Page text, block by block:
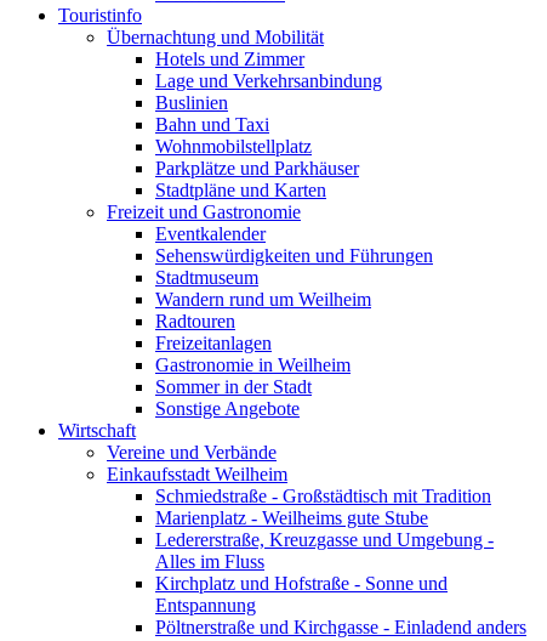
Touristinfo
Übernachtung und Mobilität
Hotels und Zimmer
Lage und Verkehrsanbindung
Buslinien
Bahn und Taxi
Wohnmobilstellplatz
Parkplätze und Parkhäuser
Stadtpläne und Karten
Freizeit und Gastronomie
Eventkalender
Sehenswürdigkeiten und Führungen
Stadtmuseum
Wandern rund um Weilheim
Radtouren
Freizeitanlagen
Gastronomie in Weilheim
Sommer in der Stadt
Sonstige Angebote
Wirtschaft
Vereine und Verbände
Einkaufsstadt Weilheim
Schmiedstraße - Großstädtisch mit Tradition
Marienplatz - Weilheims gute Stube
Ledererstraße, Kreuzgasse und Umgebung -
Alles im Fluss
Kirchplatz und Hofstraße - Sonne und
Entspannung
Pöltnerstraße und Kirchgasse - Einladend anders